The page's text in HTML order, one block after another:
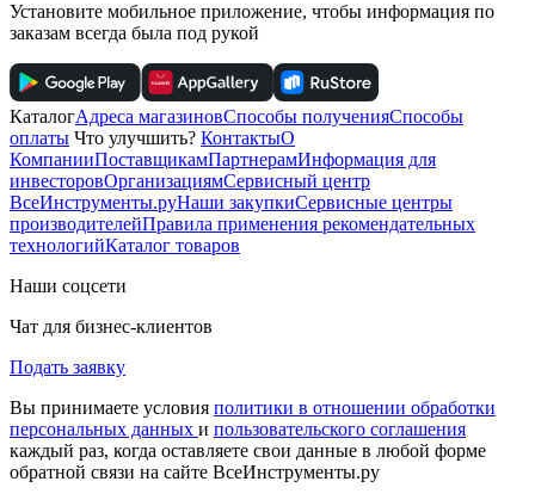
Установите мобильное приложение, чтобы информация по
заказам всегда была под рукой
КаталогАдреса магазиновСпособы полученияСпособы
оплаты Что улучшить? КонтактыО
КомпанииПоставщикамПартнерамИнформация для
инвесторовОрганизациямСервисный центр
ВсеИнструменты.руНаши закупкиСервисные центры
производителейПравила применения рекомендательных
технологийКаталог товаров
Наши соцсети
Чат для бизнес-клиентов
Подать заявку
Вы принимаете условия политики в отношении обработки
персональных данных и пользовательского соглашения
каждый раз, когда оставляете свои данные в любой форме
обратной связи на сайте ВсеИнструменты.ру